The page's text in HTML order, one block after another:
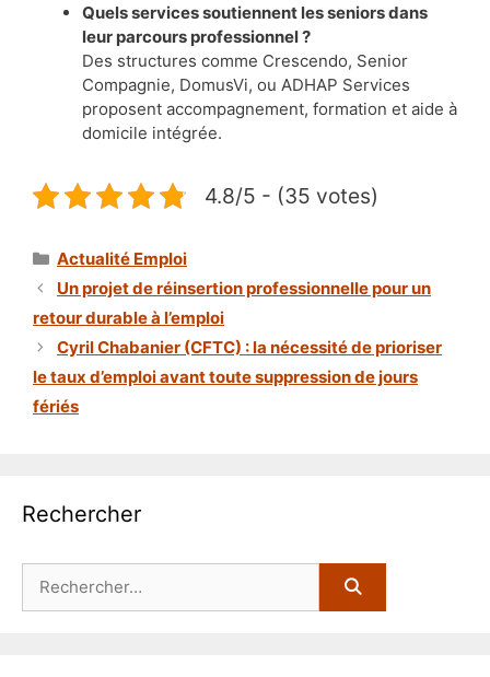
Quels services soutiennent les seniors dans
leur parcours professionnel ?
Des structures comme Crescendo, Senior
Compagnie, DomusVi, ou ADHAP Services
proposent accompagnement, formation et aide à
domicile intégrée.
4.8/5 - (35 votes)
Catégories
Actualité Emploi
Un projet de réinsertion professionnelle pour un
retour durable à l’emploi
Cyril Chabanier (CFTC) : la nécessité de prioriser
le taux d’emploi avant toute suppression de jours
fériés
Rechercher